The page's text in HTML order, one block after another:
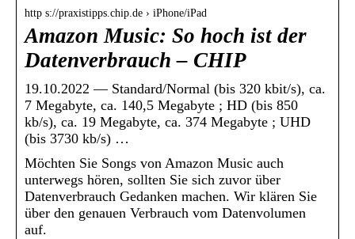
http s://praxistipps.chip.de › iPhone/iPad
Amazon Music: So hoch ist der
Datenverbrauch – CHIP
19.10.2022 — Standard/Normal (bis 320 kbit/s), ca.
7 Megabyte, ca. 140,5 Megabyte ; HD (bis 850
kb/s), ca. 19 Megabyte, ca. 374 Megabyte ; UHD
(bis 3730 kb/s) …
Möchten Sie Songs von Amazon Music auch
unterwegs hören, sollten Sie sich zuvor über
Datenverbrauch Gedanken machen. Wir klären Sie
über den genauen Verbrauch vom Datenvolumen
auf.